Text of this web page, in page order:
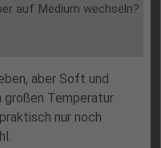
auf Medium wechseln?
aber Soft und
großen Temperatur
nur noch